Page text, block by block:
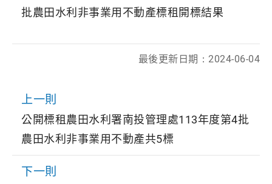
批農田水利非事業用不動產標租開標結果
最後更新日期： 2024-06-04
上一則
公開標租農田水利署南投管理處113年度第4批
農田水利非事業用不動產共5標
下一則